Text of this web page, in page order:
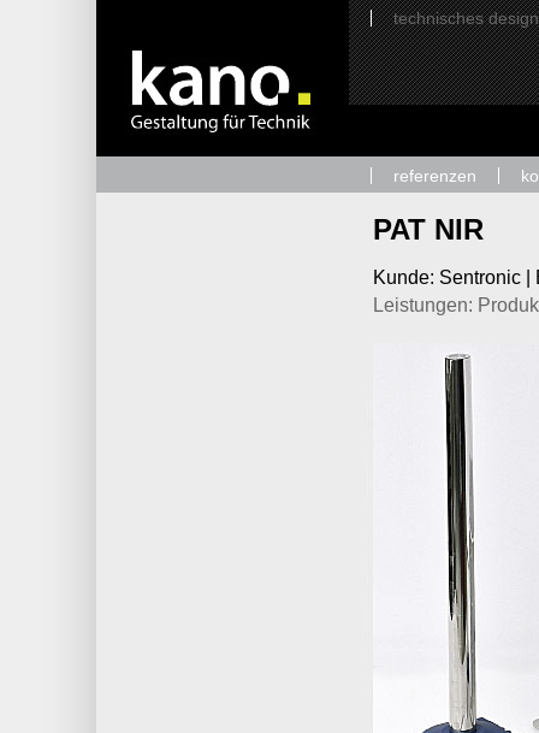
technisches design
referenzen
PAT NIR
Kunde: Sentronic |
Leistungen: